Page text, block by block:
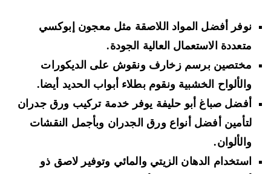
نوفر أفضلالمواد اللاصقةمثلمعجون إبوكسي
متعددة الاستعمال العالية الجودة.
مختصينبرسم زخارف ونقوش على الديكورات
والألواح الخشبيةونقوم بطلاء أبواب الحديد أيضا.
أفضل صباغ أبو حليفة يوفر خدمةتركيب ورق جدران
لتأمين أفضل أنواع ورق الجدران وبأجمل النقشات
والألوان.
استخدامالدهان الزيتي والمائيوتوفيرلاصق ذو